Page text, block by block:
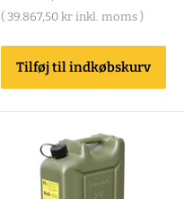
( 39.867,50 kr inkl. moms )
Tilføj til indkøbskurv